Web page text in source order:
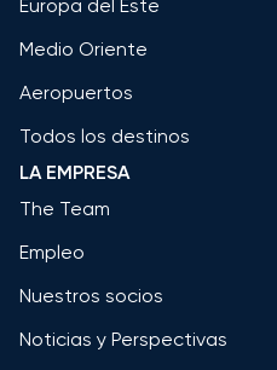
Europa del Este
Medio Oriente
Aeropuertos
Todos los destinos
LA EMPRESA
The Team
Empleo
Nuestros socios
Noticias y Perspectivas